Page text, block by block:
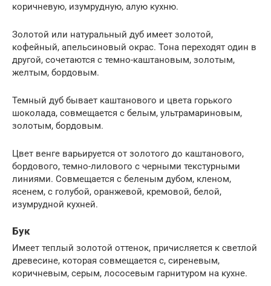
коричневую, изумрудную, алую кухню.
Золотой или натуральный дуб имеет золотой,
кофейный, апельсиновый окрас. Тона переходят один в
другой, сочетаются с темно-каштановым, золотым,
желтым, бордовым.
Темный дуб бывает каштанового и цвета горького
шоколада, совмещается с белым, ультрамариновым,
золотым, бордовым.
Цвет венге варьируется от золотого до каштанового,
бордового, темно-лилового с черными текстурными
линиями. Совмещается с беленым дубом, кленом,
ясенем, с голубой, оранжевой, кремовой, белой,
изумрудной кухней.
Бук
Имеет теплый золотой оттенок, причисляется к светлой
древесине, которая совмещается с, сиреневым,
коричневым, серым, лососевым гарнитуром на кухне.